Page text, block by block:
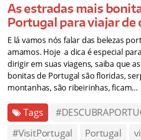
As estradas mais
Portugal para viajar de
E lá vamos nós falar das belezas
amamos. Hoje a dica é especial
dirigir em suas viagens, saiba que
bonitas de Portugal são floridas,
montanhas, são ribeirinhas, ficam…
Tags
#VisitPortugal
Portugal